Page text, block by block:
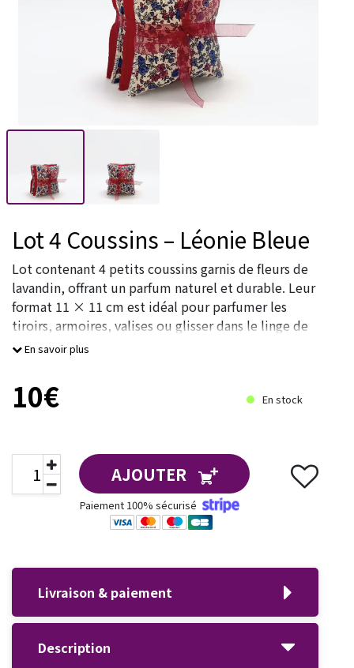
Lot 4 Coussins – Léonie Bleue
Lot contenant 4 petits coussins garnis de fleurs de
lavandin, offrant un parfum naturel et durable. Leur
format 11 × 11 cm est idéal pour parfumer les
tiroirs, armoires, valises ou glisser dans le linge de
maison.
En savoir plus
10€ En stock
AJOUTER
Paiement 100% sécurisé
Livraison & paiement
Description